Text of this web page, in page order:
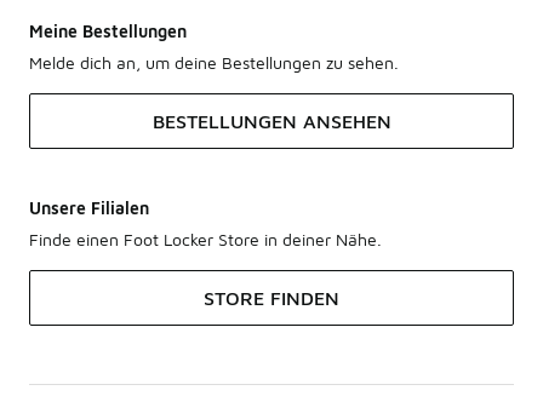
Meine Bestellungen
Melde dich an, um deine Bestellungen zu sehen.
BESTELLUNGEN ANSEHEN
Unsere Filialen
Finde einen Foot Locker Store in deiner Nähe.
STORE FINDEN